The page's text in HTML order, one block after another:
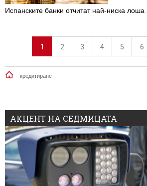
Испанските банки отчитат най-ниска лоша
1 2 3 4 5 6
кредитиране
АКЦЕНТ НА СЕДМИЦАТА